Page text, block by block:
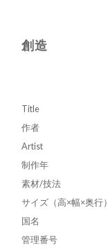
創造
Title
作者
Artist
制作年
素材/技法
サイズ（高×幅×奥行）
国名
管理番号